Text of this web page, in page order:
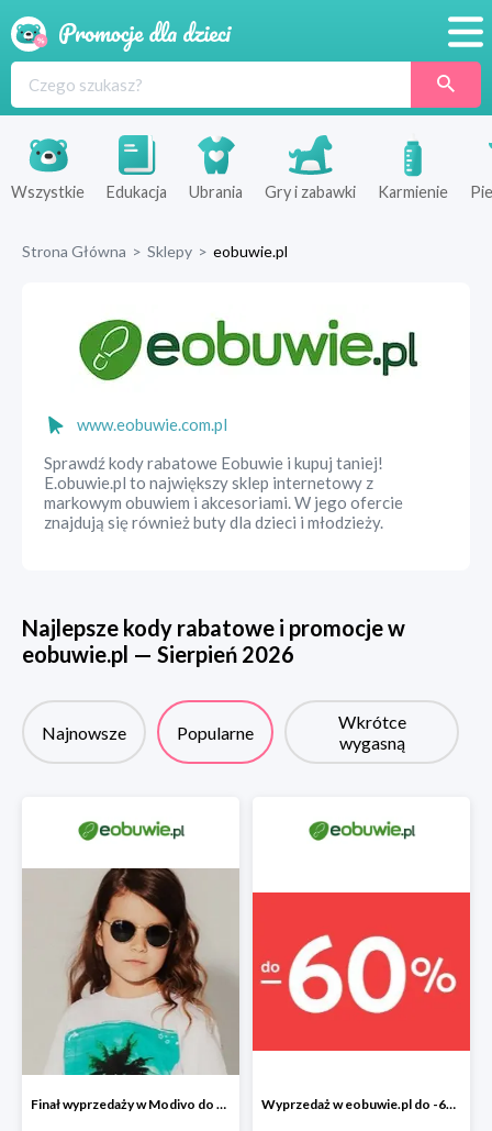
Produkty
Sklepy
Wszystkie Edukacja Ubrania Gry i zabawki Karmienie
Strona Główna > Sklepy > eobuwie.pl
www.eobuwie.com.pl
Sprawdź kody rabatowe Eobuwie i kupuj taniej!
E.obuwie.pl to największy sklep internetowy z
markowym obuwiem i akcesoriami. W jego ofercie
znajdują się również buty dla dzieci i młodzieży.
Najlepsze kody rabatowe i promocje w
eobuwie.pl — Sierpień 2026
Najnowsze Popularne
Wkrótce
wygasną
Finał wyprzedaży w Modivo do -70% Wyprzedaż w eobuwie.pl do -60%